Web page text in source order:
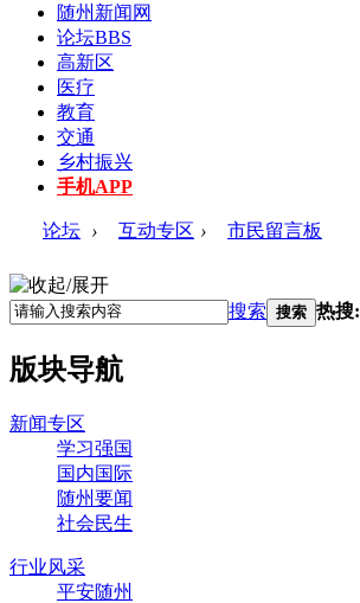
随州新闻网
论坛BBS
高新区
医疗
教育
交通
乡村振兴
手机APP
论坛 › 互动专区 › 市民留言板
搜索 搜索 热搜:
版块导航
新闻专区
学习强国
国内国际
随州要闻
社会民生
行业风采
平安随州